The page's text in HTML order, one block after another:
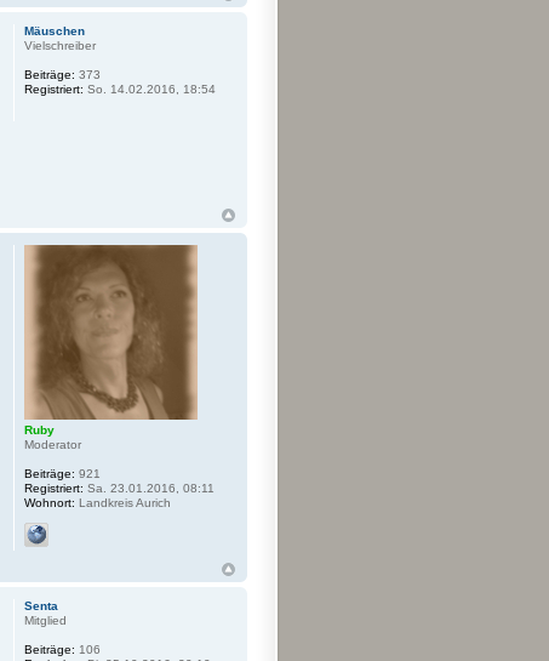
Mäuschen
Vielschreiber
Beiträge: 373
Registriert: So. 14.02.2016, 18:54
Ruby
Moderator
Beiträge: 921
Registriert: Sa. 23.01.2016, 08:11
Wohnort: Landkreis Aurich
Senta
Mitglied
Beiträge: 106